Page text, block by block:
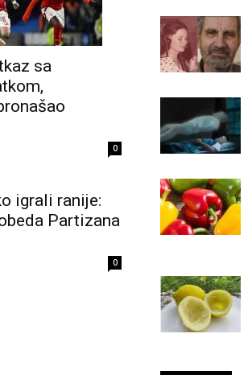
sa
0
igrali ranije:
Partizana
0